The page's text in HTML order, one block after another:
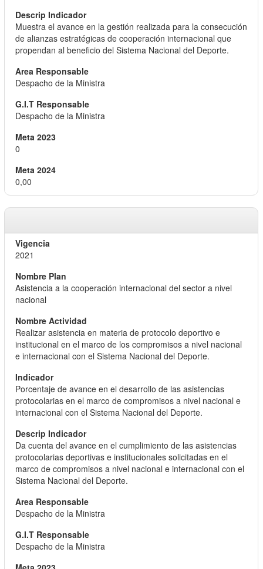
Muestra el avance en la gestión realizada para la consecución
de alianzas estratégicas de cooperación internacional que
propendan al beneficio del Sistema Nacional del Deporte.
Despacho de la Ministra
Despacho de la Ministra
0
0,00
2021
Asistencia a la cooperación internacional del sector a nivel
nacional
Realizar asistencia en materia de protocolo deportivo e
institucional en el marco de los compromisos a nivel nacional
e internacional con el Sistema Nacional del Deporte.
Porcentaje de avance en el desarrollo de las asistencias
protocolarias en el marco de compromisos a nivel nacional e
internacional con el Sistema Nacional del Deporte.
Da cuenta del avance en el cumplimiento de las asistencias
protocolarias deportivas e institucionales solicitadas en el
marco de compromisos a nivel nacional e internacional con el
Sistema Nacional del Deporte.
Despacho de la Ministra
Despacho de la Ministra